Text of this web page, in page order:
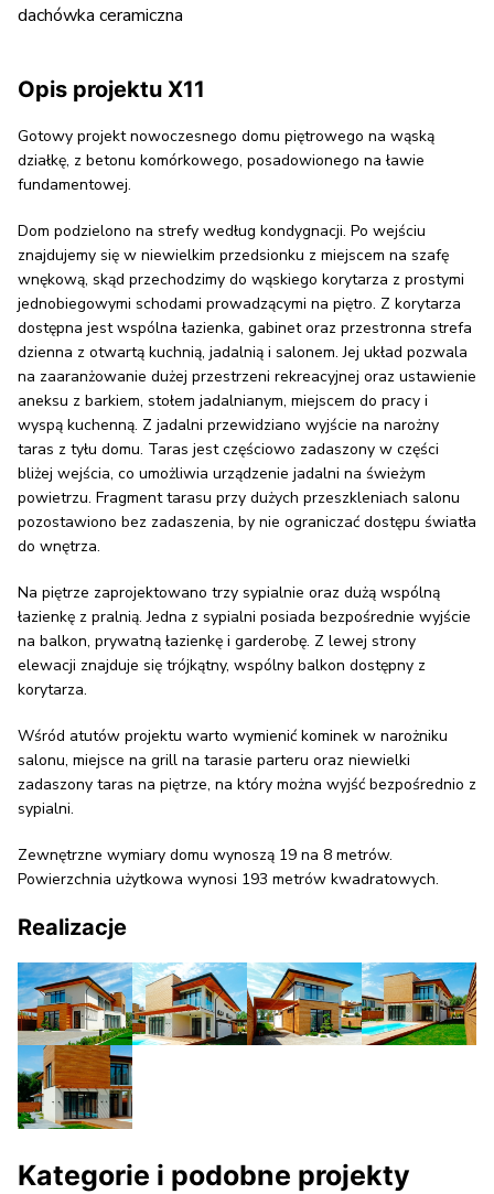
dachówka ceramiczna
Opis projektu X11
Gotowy projekt nowoczesnego domu piętrowego na wąską
działkę, z betonu komórkowego, posadowionego na ławie
fundamentowej.
Dom podzielono na strefy według kondygnacji. Po wejściu
znajdujemy się w niewielkim przedsionku z miejscem na szafę
wnękową, skąd przechodzimy do wąskiego korytarza z prostymi
jednobiegowymi schodami prowadzącymi na piętro. Z korytarza
dostępna jest wspólna łazienka, gabinet oraz przestronna strefa
dzienna z otwartą kuchnią, jadalnią i salonem. Jej układ pozwala
na zaaranżowanie dużej przestrzeni rekreacyjnej oraz ustawienie
aneksu z barkiem, stołem jadalnianym, miejscem do pracy i
wyspą kuchenną. Z jadalni przewidziano wyjście na narożny
taras z tyłu domu. Taras jest częściowo zadaszony w części
bliżej wejścia, co umożliwia urządzenie jadalni na świeżym
powietrzu. Fragment tarasu przy dużych przeszkleniach salonu
pozostawiono bez zadaszenia, by nie ograniczać dostępu światła
do wnętrza.
Na piętrze zaprojektowano trzy sypialnie oraz dużą wspólną
łazienkę z pralnią. Jedna z sypialni posiada bezpośrednie wyjście
na balkon, prywatną łazienkę i garderobę. Z lewej strony
elewacji znajduje się trójkątny, wspólny balkon dostępny z
korytarza.
Wśród atutów projektu warto wymienić kominek w narożniku
salonu, miejsce na grill na tarasie parteru oraz niewielki
zadaszony taras na piętrze, na który można wyjść bezpośrednio z
sypialni.
Zewnętrzne wymiary domu wynoszą 19 na 8 metrów.
Powierzchnia użytkowa wynosi 193 metrów kwadratowych.
Realizacje
Kategorie i podobne projekty